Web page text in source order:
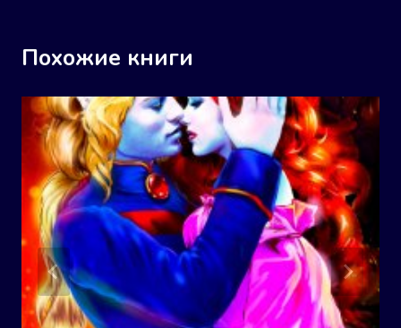
Похожие книги